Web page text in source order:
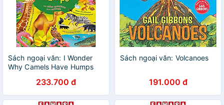
Sách ngoại văn: I Wonder
Why Camels Have Humps
233.700 đ
Sách ngoại văn: Volcanoes
191.000 đ